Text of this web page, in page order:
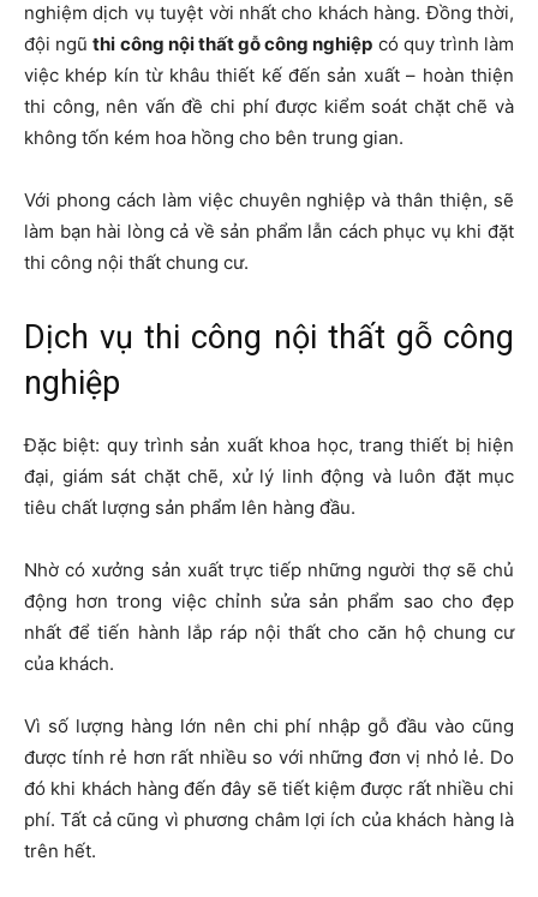
nghiệm dịch vụ tuyệt vời nhất cho khách hàng. Đồng thời,
đội ngũthi công nội thất gỗ công nghiệp có quy trình làm
việc khép kín từ khâu thiết kế đến sản xuất – hoàn thiện
thi công, nên vấn đề chi phí được kiểm soát chặt chẽ và
không tốn kém hoa hồng cho bên trung gian.
Với phong cách làm việc chuyên nghiệp và thân thiện, sẽ
làm bạn hài lòng cả về sản phẩm lẫn cách phục vụ khi đặt
thi công nội thất chung cư.
Dịch vụ thi công nội thất gỗ công
nghiệp
Đặc biệt: quy trình sản xuất khoa học, trang thiết bị hiện
đại, giám sát chặt chẽ, xử lý linh động và luôn đặt mục
tiêu chất lượng sản phẩm lên hàng đầu.
Nhờ có xưởng sản xuất trực tiếp những người thợ sẽ chủ
động hơn trong việc chỉnh sửa sản phẩm sao cho đẹp
nhất để tiến hành lắp ráp nội thất cho căn hộ chung cư
của khách.
Vì số lượng hàng lớn nên chi phí nhập gỗ đầu vào cũng
được tính rẻ hơn rất nhiều so với những đơn vị nhỏ lẻ. Do
đó khi khách hàng đến đây sẽ tiết kiệm được rất nhiều chi
phí. Tất cả cũng vì phương châm lợi ích của khách hàng là
trên hết.